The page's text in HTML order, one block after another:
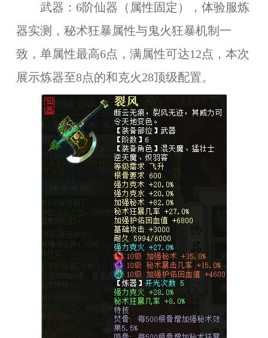
武器：6阶仙器（属性固定），体验服炼
器实测，秘术狂暴属性与鬼火狂暴机制一
致，单属性最高6点，满属性可达12点，本次
展示炼器至8点的和克火28顶级配置。